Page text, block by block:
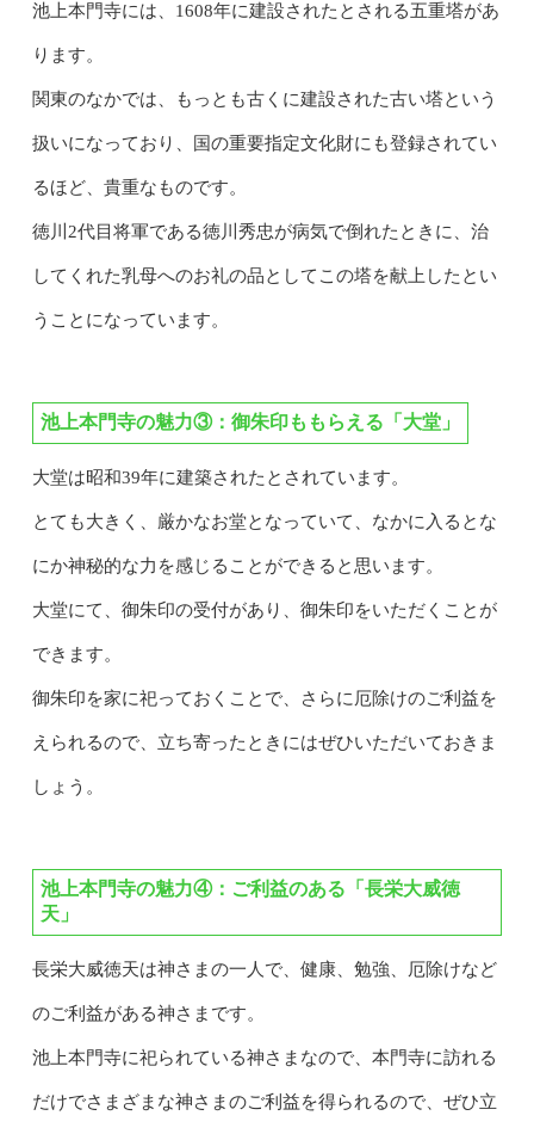
池上本門寺には、1608年に建設されたとされる五重塔があ
ります。
関東のなかでは、もっとも古くに建設された古い塔という
扱いになっており、国の重要指定文化財にも登録されてい
るほど、貴重なものです。
徳川2代目将軍である徳川秀忠が病気で倒れたときに、治
してくれた乳母へのお礼の品としてこの塔を献上したとい
うことになっています。
池上本門寺の魅力③：御朱印ももらえる「 大堂」
大堂は昭和39年に建築されたとされています。
とても大きく、厳かなお堂となっていて、なかに入るとな
にか神秘的な力を感じることができると思います。
大堂にて、御朱印の受付があり、御朱印をいただくことが
できます。
御朱印を家に祀っておくことで、さらに厄除けのご利益を
えられるので、立ち寄ったときにはぜひいただいておきま
しょう。
池上本門寺の魅力④：ご利益のある「 長栄大威徳
天」
長栄大威徳天は神さまの一人で、健康、勉強、厄除けなど
のご利益がある神さまです。
池上本門寺に祀られている神さまなので、本門寺に訪れる
だけでさまざまな神さまのご利益を得られるので、ぜひ立